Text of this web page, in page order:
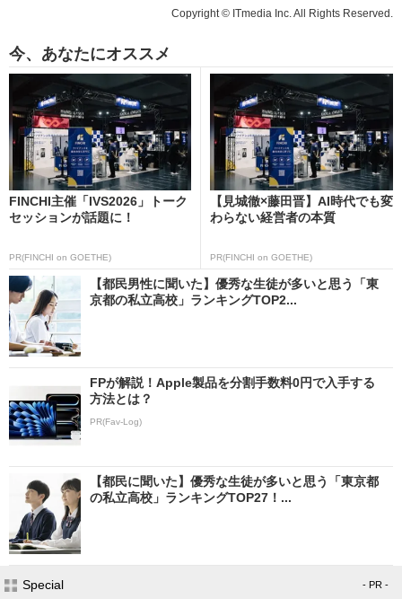
Copyright © ITmedia Inc. All Rights Reserved.
今、あなたにオススメ
FINCHI主催「IVS2026」トーク
セッションが話題に！
PR(FINCHI on GOETHE)
【見城徹×藤田晋】AI時代でも変
わらない経営者の本質
PR(FINCHI on GOETHE)
【都民男性に聞いた】優秀な生徒が多いと思う「東
京都の私立高校」ランキングTOP2...
FPが解説！Apple製品を分割手数料0円で入手する
方法とは？
PR(Fav-Log)
【都民に聞いた】優秀な生徒が多いと思う「東京都
の私立高校」ランキングTOP27！...
Special - PR -